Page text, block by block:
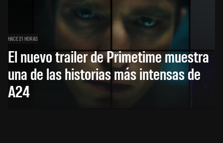
HACE 21 HORAS
El nuevo trailer de Primetime muestra
una de las historias más intensas de
A24